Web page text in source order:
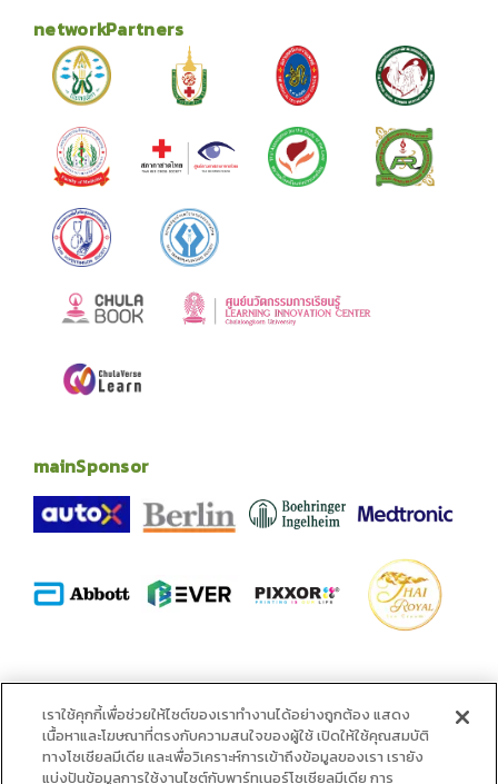
networkPartners
mainSponsor
alliance
เราใช้คุกกี้เพื่อช่วยให้ไซต์ของเราทำงานได้อย่างถูกต้อง แสดง
เนื้อหาและโฆษณาที่ตรงกับความสนใจของผู้ใช้ เปิดให้ใช้คุณสมบัติ
ทางโซเชียลมีเดีย และเพื่อวิเคราะห์การเข้าถึงข้อมูลของเรา เรายัง
แบ่งปันข้อมูลการใช้งานไซต์กับพาร์ทเนอร์โซเชียลมีเดีย การ